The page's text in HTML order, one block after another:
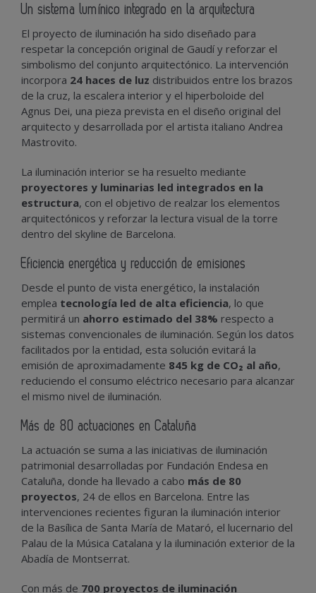
Un sistema lumínico integrado en la arquitectura
El proyecto de iluminación ha sido diseñado para
respetar la concepción original de Gaudí y reforzar el
simbolismo del conjunto arquitectónico. La intervención
incorpora 24 haces de luz distribuidos entre los brazos
de la cruz, la escalera interior y el hiperboloide del
Agnus Dei, una pieza prevista en el diseño original del
arquitecto y desarrollada por el artista italiano Andrea
Mastrovito.
La iluminación interior se ha resuelto mediante
proyectores y luminarias led integrados en la
estructura, con el objetivo de realzar los elementos
arquitectónicos y reforzar la lectura visual de la torre
dentro del skyline de Barcelona.
Eficiencia energética y reducción de emisiones
Desde el punto de vista energético, la instalación
emplea tecnología led de alta eficiencia, lo que
permitirá un ahorro estimado del 38% respecto a
sistemas convencionales de iluminación. Según los datos
facilitados por la entidad, esta solución evitará la
emisión de aproximadamente 845 kg de CO₂ al año,
reduciendo el consumo eléctrico necesario para alcanzar
el mismo nivel de iluminación.
Más de 80 actuaciones en Cataluña
La actuación se suma a las iniciativas de iluminación
patrimonial desarrolladas por Fundación Endesa en
Cataluña, donde ha llevado a cabo más de 80
proyectos, 24 de ellos en Barcelona. Entre las
intervenciones recientes figuran la iluminación interior
de la Basílica de Santa María de Mataró, el lucernario del
Palau de la Música Catalana y la iluminación exterior de la
Abadía de Montserrat.
Con más de 700 proyectos de iluminación